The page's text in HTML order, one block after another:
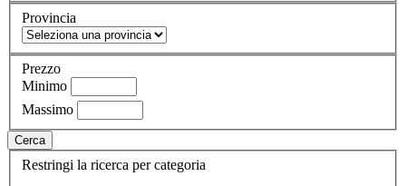
Provincia
Prezzo
Minimo
Massimo
Cerca
Restringi la ricerca per categoria